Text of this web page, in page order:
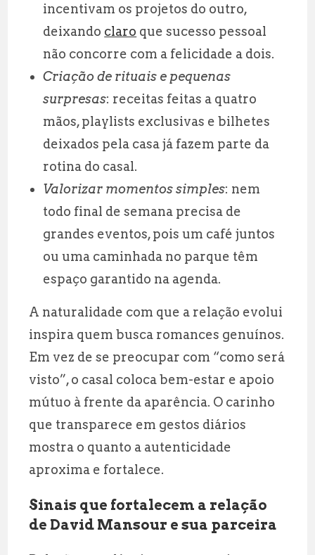
incentivam os projetos do outro,
deixando claro que sucesso pessoal
não concorre com a felicidade a dois.
Criação de rituais e pequenas
surpresas: receitas feitas a quatro
mãos, playlists exclusivas e bilhetes
deixados pela casa já fazem parte da
rotina do casal.
Valorizar momentos simples: nem
todo final de semana precisa de
grandes eventos, pois um café juntos
ou uma caminhada no parque têm
espaço garantido na agenda.
A naturalidade com que a relação evolui
inspira quem busca romances genuínos.
Em vez de se preocupar com “como será
visto”, o casal coloca bem-estar e apoio
mútuo à frente da aparência. O carinho
que transparece em gestos diários
mostra o quanto a autenticidade
aproxima e fortalece.
Sinais que fortalecem a relação
de David Mansour e sua parceira